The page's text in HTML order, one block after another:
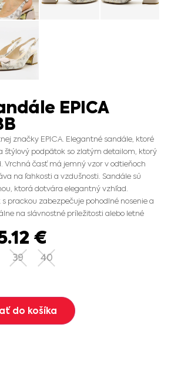
EPICA
značky EPICA. Elegantné sandále, ktoré
štýlový podpätok so zlatým detailom, ktorý
Vrchná časť má jemný vzor v odtieňoch
na ľahkosti a vzdušnosti. Sandále sú
ktorá dotvára elegantný vzhľad.
prackou zabezpečuje pohodlné nosenie a
na slávnostné príležitosti alebo letné
€
39 40
do košíka